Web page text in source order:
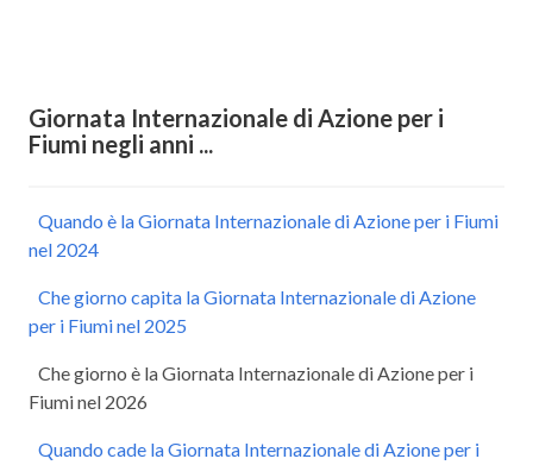
Giornata Internazionale di Azione per i
Fiumi negli anni ...
Quando è la Giornata Internazionale di Azione per i Fiumi
nel 2024
Che giorno capita la Giornata Internazionale di Azione
per i Fiumi nel 2025
Che giorno è la Giornata Internazionale di Azione per i
Fiumi nel 2026
Quando cade la Giornata Internazionale di Azione per i